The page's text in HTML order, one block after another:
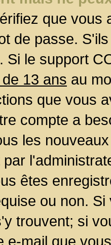
que
de passe.
Si le support
13 ans au
que vous
compte a
les
êtes
ou non.
trouvent; si
e-mail que